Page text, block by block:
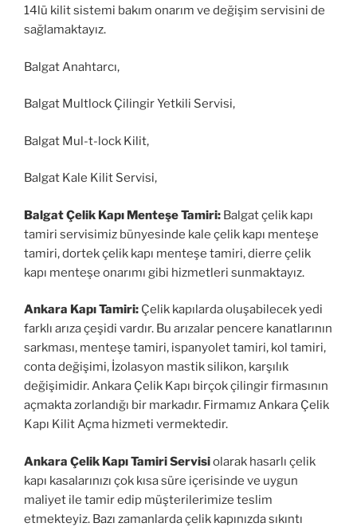
14lü kilit sistemi bakım onarım ve değişim servisini de
sağlamaktayız.
Balgat Anahtarcı,
Balgat Multlock Çilingir Yetkili Servisi,
Balgat Mul-t-lock Kilit,
Balgat Kale Kilit Servisi,
Balgat Çelik Kapı Menteşe Tamiri: Balgat çelik kapı
tamiri servisimiz bünyesinde kale çelik kapı menteşe
tamiri, dortek çelik kapı menteşe tamiri, dierre çelik
kapı menteşe onarımı gibi hizmetleri sunmaktayız.
Ankara Kapı Tamiri: Çelik kapılarda oluşabilecek yedi
farklı arıza çeşidi vardır. Bu arızalar pencere kanatlarının
sarkması, menteşe tamiri, ispanyolet tamiri, kol tamiri,
conta değişimi, İzolasyon mastik silikon, karşılık
değişimidir. Ankara Çelik Kapı birçok çilingir firmasının
açmakta zorlandığı bir markadır. Firmamız Ankara Çelik
Kapı Kilit Açma hizmeti vermektedir.
Ankara Çelik Kapı Tamiri Servisiolarak hasarlı çelik
kapı kasalarınızı çok kısa süre içerisinde ve uygun
maliyet ile tamir edip müşterilerimize teslim
etmekteyiz. Bazı zamanlarda çelik kapınızda sıkıntı